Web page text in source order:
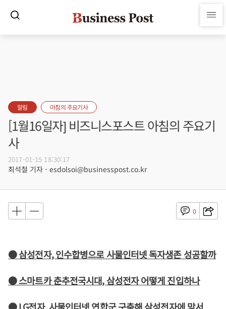
알림 아침의 주요기사
[1월16일자] 비즈니스포스트 아침의 주요기
사
2017-01-15 18:30:17
최석철 기자 - esdolsoi@businesspost.co.kr
0
● 삼성전자, 인수합병으로 사물인터넷 독자생존 성공할까
● 스마트카 춘추전국시대, 삼성전자 어떻게 진입하나